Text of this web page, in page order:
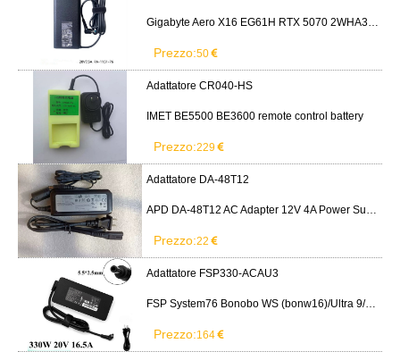
Gigabyte Aero X16 EG61H RTX 5070 2WHA3USC64AH LITEON PA-1151-76 150W adapter
Prezzo:50
Adattatore CR040-HS
IMET BE5500 BE3600 remote control battery
Prezzo:229
Adattatore DA-48T12
APD DA-48T12 AC Adapter 12V 4A Power Supply Cord
Prezzo:22
Adattatore FSP330-ACAU3
FSP System76 Bonobo WS (bonw16)/Ultra 9/RTX5090
Prezzo:164